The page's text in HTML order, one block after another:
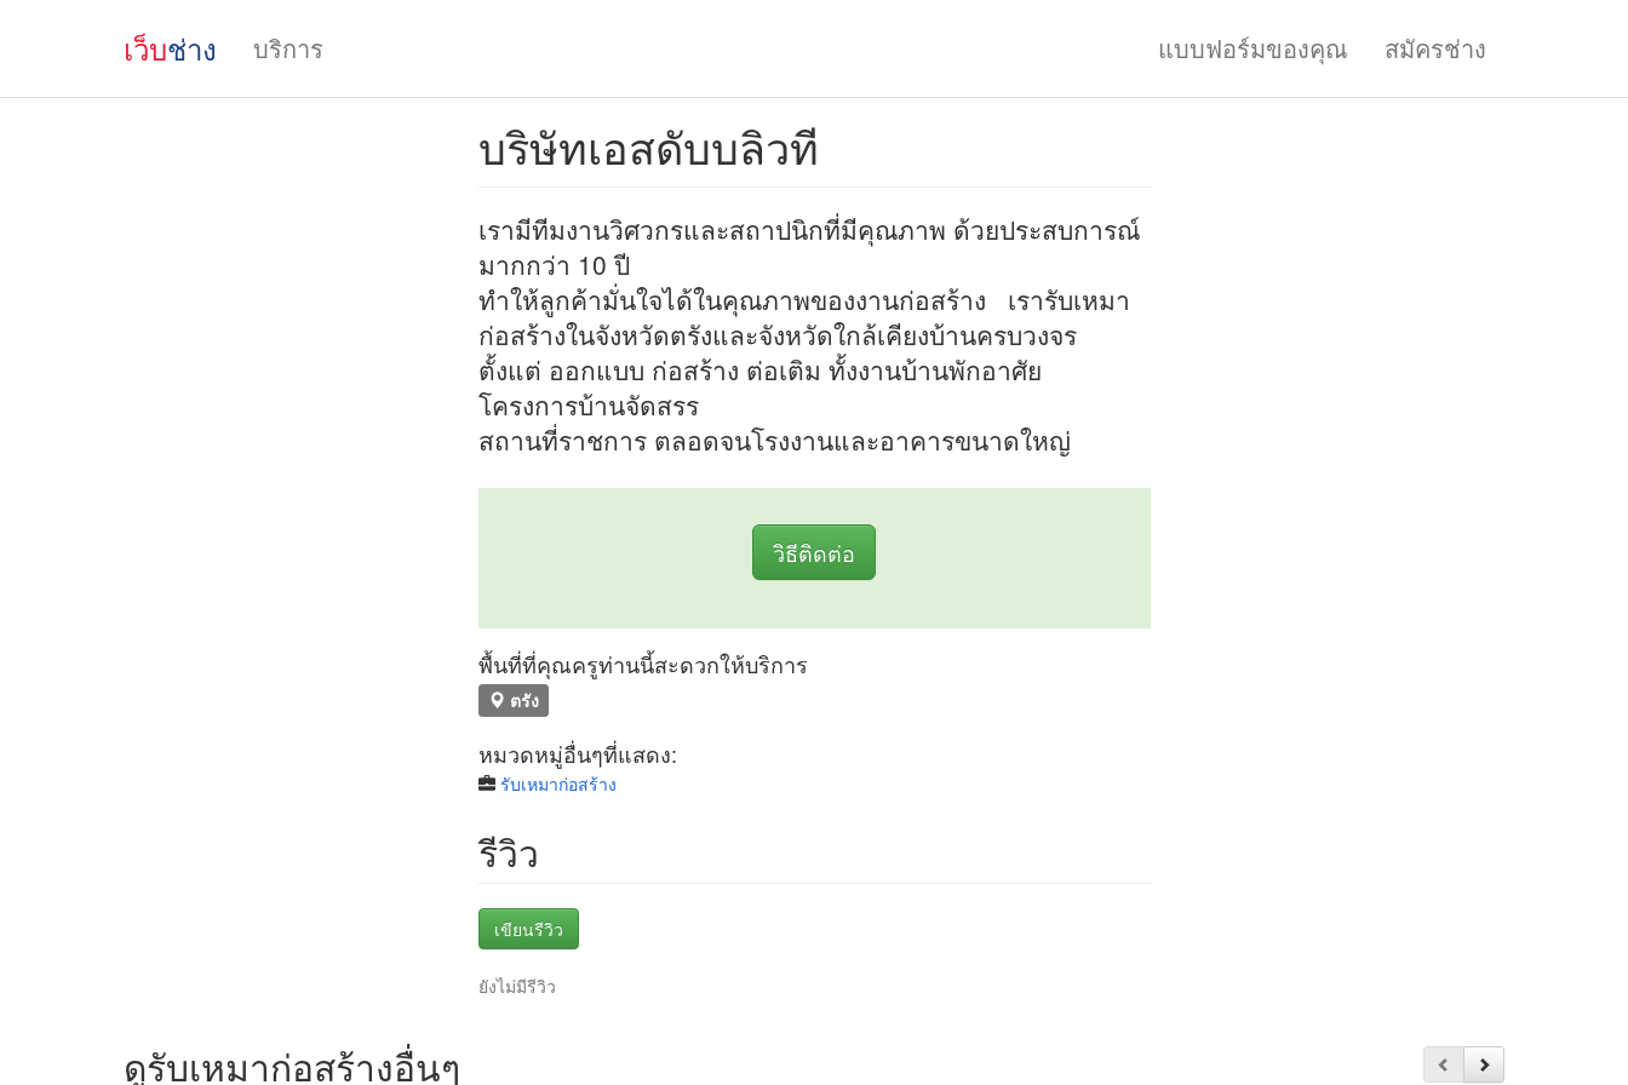
เว็บช่าง บริการ แบบฟอร์มของคุณ สมัครช่าง
บริษัทเอสดับบลิวที
เรามีทีมงานวิศวกรและสถาปนิกที่มีคุณภาพ ด้วยประสบการณ์
มากกว่า 10 ปี
ทำให้ลูกค้ามั่นใจได้ในคุณภาพของงานก่อสร้าง เรารับเหมา
ก่อสร้างในจังหวัดตรังและจังหวัดใกล้เคียงบ้านครบวงจร
ตั้งแต่ ออกแบบ ก่อสร้าง ต่อเติม ทั้งงานบ้านพักอาศัย
โครงการบ้านจัดสรร
สถานที่ราชการ ตลอดจนโรงงานและอาคารขนาดใหญ่
วิธีติดต่อ
พื้นที่ที่คุณครูท่านนี้สะดวกให้บริการ
ตรัง
หมวดหมู่อื่นๆที่แสดง:
รับเหมาก่อสร้าง
รีวิว
เขียนรีวิว
ยังไม่มีรีวิว
ดูรับเหมาก่อสร้างอื่นๆ